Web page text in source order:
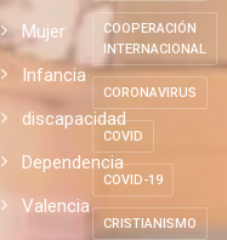
Mujer
Infancia
discapacidad
Dependencia
Valencia
COOPERACIÓN
INTERNACIONAL
CORONAVIRUS
COVID
COVID-19
CRISTIANISMO